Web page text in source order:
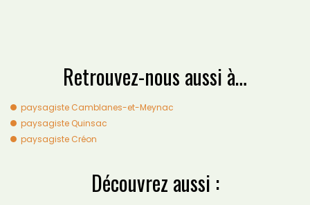
Retrouvez-nous aussi à…
paysagiste Camblanes-et-Meynac
paysagiste Quinsac
paysagiste Créon
Découvrez aussi :